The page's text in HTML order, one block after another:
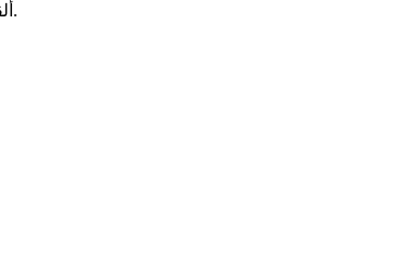
ألقى إغلاق معبر الكركارات الحدودي بين موريتانيا والمغرب، بظلاله على أسواق الخضار في موريتانيا، حيث أصبحت تعاني من قلة البضائع وارتفاع الأسعار.